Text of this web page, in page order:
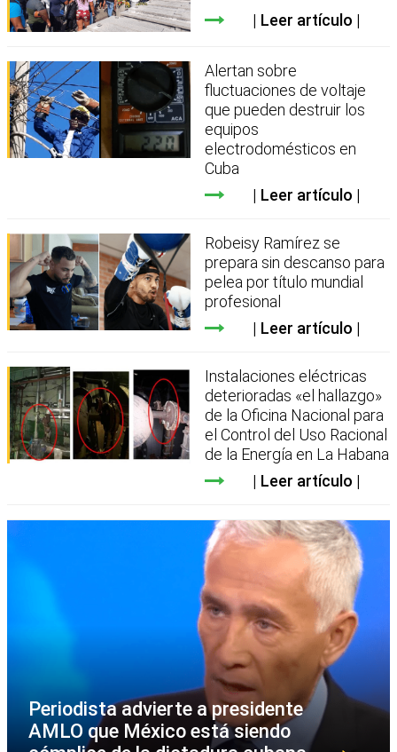
Leer artículo
Alertan sobre
fluctuaciones de voltaje
que pueden destruir los
equipos
electrodomésticos en
Cuba
Leer artículo
Robeisy Ramírez se
prepara sin descanso para
pelea por título mundial
profesional
Leer artículo
Instalaciones eléctricas
deterioradas «el hallazgo»
de la Oficina Nacional para
el Control del Uso Racional
de la Energía en La Habana
Leer artículo
Periodista advierte a presidente
AMLO que México está siendo